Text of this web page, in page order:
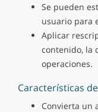
Se pueden
usuario para
Aplicar
contenido, la
operaciones.
Características
Convierta un